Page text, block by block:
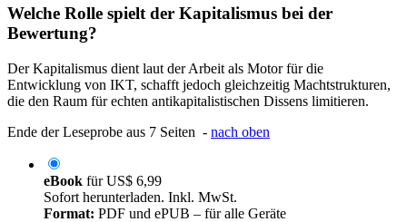
Welche Rolle spielt der Kapitalismus bei der
Bewertung?
Der Kapitalismus dient laut der Arbeit als Motor für die
Entwicklung von IKT, schafft jedoch gleichzeitig Machtstrukturen,
die den Raum für echten antikapitalistischen Dissens limitieren.
Ende der Leseprobe aus 7 Seiten - nach oben
eBook fürUS$ 6,99
Sofort herunterladen. Inkl. MwSt.
Format: PDF und ePUB – für alle Geräte